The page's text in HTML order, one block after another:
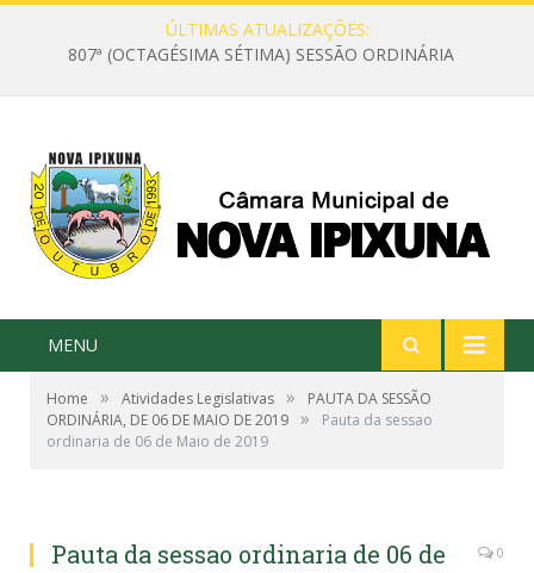
ÚLTIMAS ATUALIZAÇÕES:
807ª (OCTAGÉSIMA SÉTIMA) SESSÃO ORDINÁRIA
MENU
Home » Atividades Legislativas »
PAUTA DA SESSÃO
ORDINÁRIA, DE 06 DE MAIO DE 2019 »
Pauta da sessao
ordinaria de 06 de Maio de 2019
Pauta da sessao ordinaria de 06 de
0